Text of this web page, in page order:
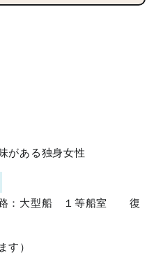
がある独身女性
路：大型船 １等船室 復
す）